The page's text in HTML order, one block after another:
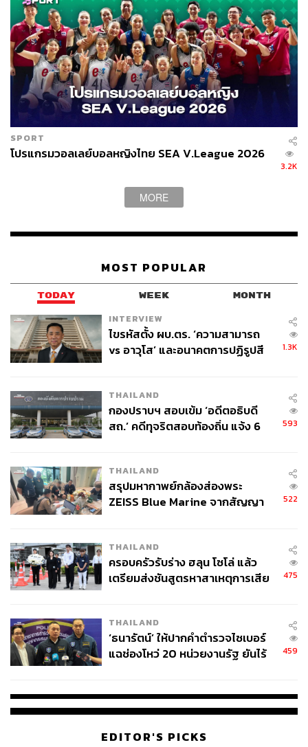
Golden Bridge สะพานมือยักษ์ลอยฟ้า
แลนด์มาร์กคุ้นตาของเมืองดานังที่ใครมาเยือนบานาฮิลล์
แล้วน่าจะไม่พลาดในการถ่ายรูปบนทางเดินที่สูงกว่า 1,000
เมตรเหนือระดับน้ำทะเล และยาวกว่า 100 เมตร ที่ถูก
ประคองโดยมือใหญ่ยักษ์ที่อยู่ท่ามกลางสายหมอกราวกับอยู่
My Khe Beach ชายหาดหมี่เคว
เพราะดานังคือเมืองท่าสำคัญของเวียดนาม เพราะฉะนั้นแล้ว
ชายหาดจึงเป็นสถานที่ท่องเที่ยวสำคัญ ชายหาดทอดตัวยาว
ขนานคู่กับถนนเลียบหาดซึ่งมีความยาวมากกว่า 10
ทั่วโลก โดยเฉพาะช่วงนี้เป็นที่นิยมสำหรับชาวเกาหลี
SPORT
โปรแกรมวอลเลย์บอลหญิงไทย SEA V.League 2026
3.2K
MORE
MOST POPULAR
TODAY WEEK MONTH
INTERVIEW
ไขรหัสตั้ง ผบ.ตร. ‘ความสามารถ
vs อาวุโส’ และอนาคตการปฏิรูปสี
1.3K
THAILAND
กองปราบฯ สอบเข้ม ‘อดีตอธิบดี
สถ.’ คดีทุจริตสอบท้องถิ่น แจ้ง 6
593
THAILAND
สรุปมหากาพย์กล้องส่องพระ
ZEISS Blue Marine จากสัญญา
จ่ายหนี้-แอบระบุแบรนด์
522
THAILAND
ครอบครัวรับร่าง ฮลุน โซโล่ แล้ว
เตรียมส่งชันสูตรหาสาเหตุการเสีย
475
THAILAND
‘ธนารัตน์’ ให้ปากคำตำรวจไซเบอร์
แฉช่องโหว่ 20 หน่วยงานรัฐ ยันไร้
459
EDITOR'S PICKS